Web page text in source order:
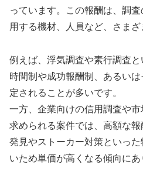
っています。この報酬は、調
用する機材、人員など、さまざ
例えば、浮気調査や素行調査と
時間制や成功報酬制、あるい
定されることが多いです。
一方、企業向けの信用調査や
求められる案件では、高額な
発見やストーカー対策といっ
いため単価が高くなる傾向にあ